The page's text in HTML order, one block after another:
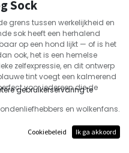
Sock
grens tussen werkelijkheid en
sok heeft een herhalend
op een hond lijkt — of is het
ook, het is een hemelse
zelfexpressie, en dit ontwerp
tint voegt een kalmerend
voor iedereen die de
en wolkenfans.
gebruikerservaring te
Cookiebeleid Ik ga akkoord